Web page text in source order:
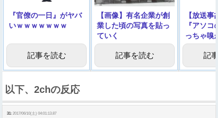
『官僚の一日』がヤバ
いｗｗｗｗｗｗｗ
記事を読む
【画像】有名企業が創
業した頃の写真を貼っ
ていく
記事を読む
【放送
『アソ
っちゃ嗅
ル →
記
以下、2chの反応
31: 2017/06/10(土) 04:01:13.87